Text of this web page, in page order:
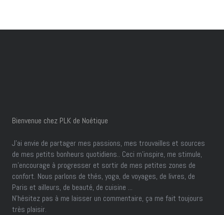
Bienvenue chez PLK de Noétique
J’ai envie de partager mes passions, mes trouvailles et sources
de mes petits bonheurs quotidiens.. Ceci m'inspire, me stimule,
m'encourage à progresser et sortir de mes petites zones de
confort. Nous parlons de thés, yoga, de voyages, de livres, de
Paris et ailleurs, de beauté, de cuisine ...
N'hésitez pas à me laisser un commentaire, ça me fait toujours
très plaisir.